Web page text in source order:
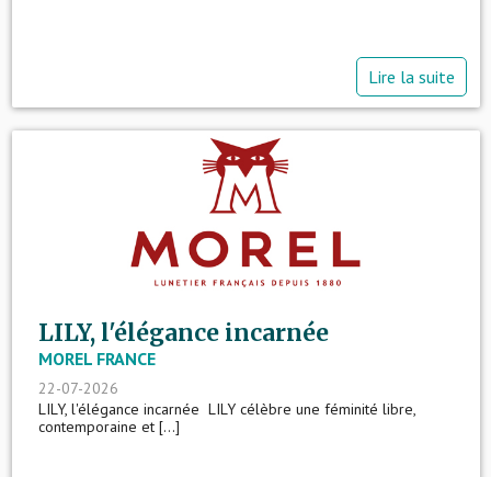
Lire la suite
LILY, l'élégance incarnée
MOREL FRANCE
22-07-2026
LILY, l'élégance incarnée LILY célèbre une féminité libre,
contemporaine et [...]